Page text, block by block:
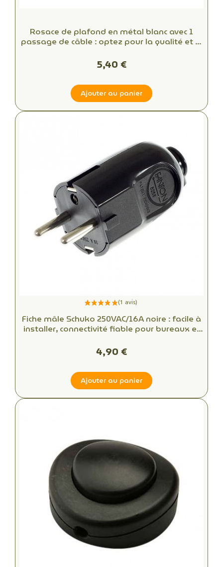
Rosace de plafond en métal blanc avec 1
passage de câble : optez pour la qualité et le
5,40 €
Ajouter au panier
Fiche mâle Schuko 250VAC/16A noire : facile à
installer, connectivité fiable pour bureaux et
4,90 €
Ajouter au panier